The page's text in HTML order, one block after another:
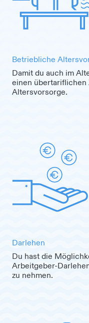
Betriebliche
Damit du auch im
einen übertariflichen
Altersvorsorge.
Darlehen
Du hast die
Arbeitgeber-
zu nehmen.